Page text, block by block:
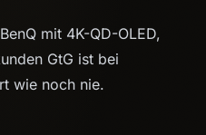
mit 4K-QD-OLED,
GtG ist bei
wie noch nie.